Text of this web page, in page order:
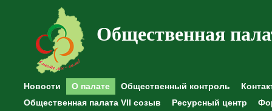
Общественная
Новости О палате Общественный контроль
Общественная палата VII созыв
Ресурсный центр